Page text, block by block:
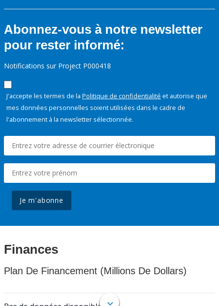
Abonnez-vous à notre newsletter
pour rester informé:
Notifications sur Project P000418
J'accepte les termes de la Politique de confidentialité et autorise que
mes données personnelles soient utilisées dans le cadre de
l'abonnement à la newsletter sélectionnée.
Je m'abonne
Finances
Plan De Financement (Millions De Dollars)